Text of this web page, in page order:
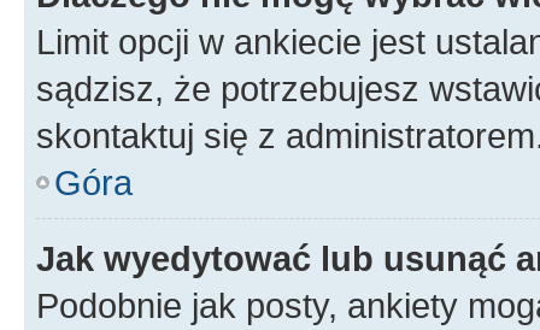
Limit opcji w ankiecie jest
sądzisz, że potrzebujesz
skontaktuj się z
Góra
Jak wyedytować lub usunąć
Podobnie jak posty, ankiety